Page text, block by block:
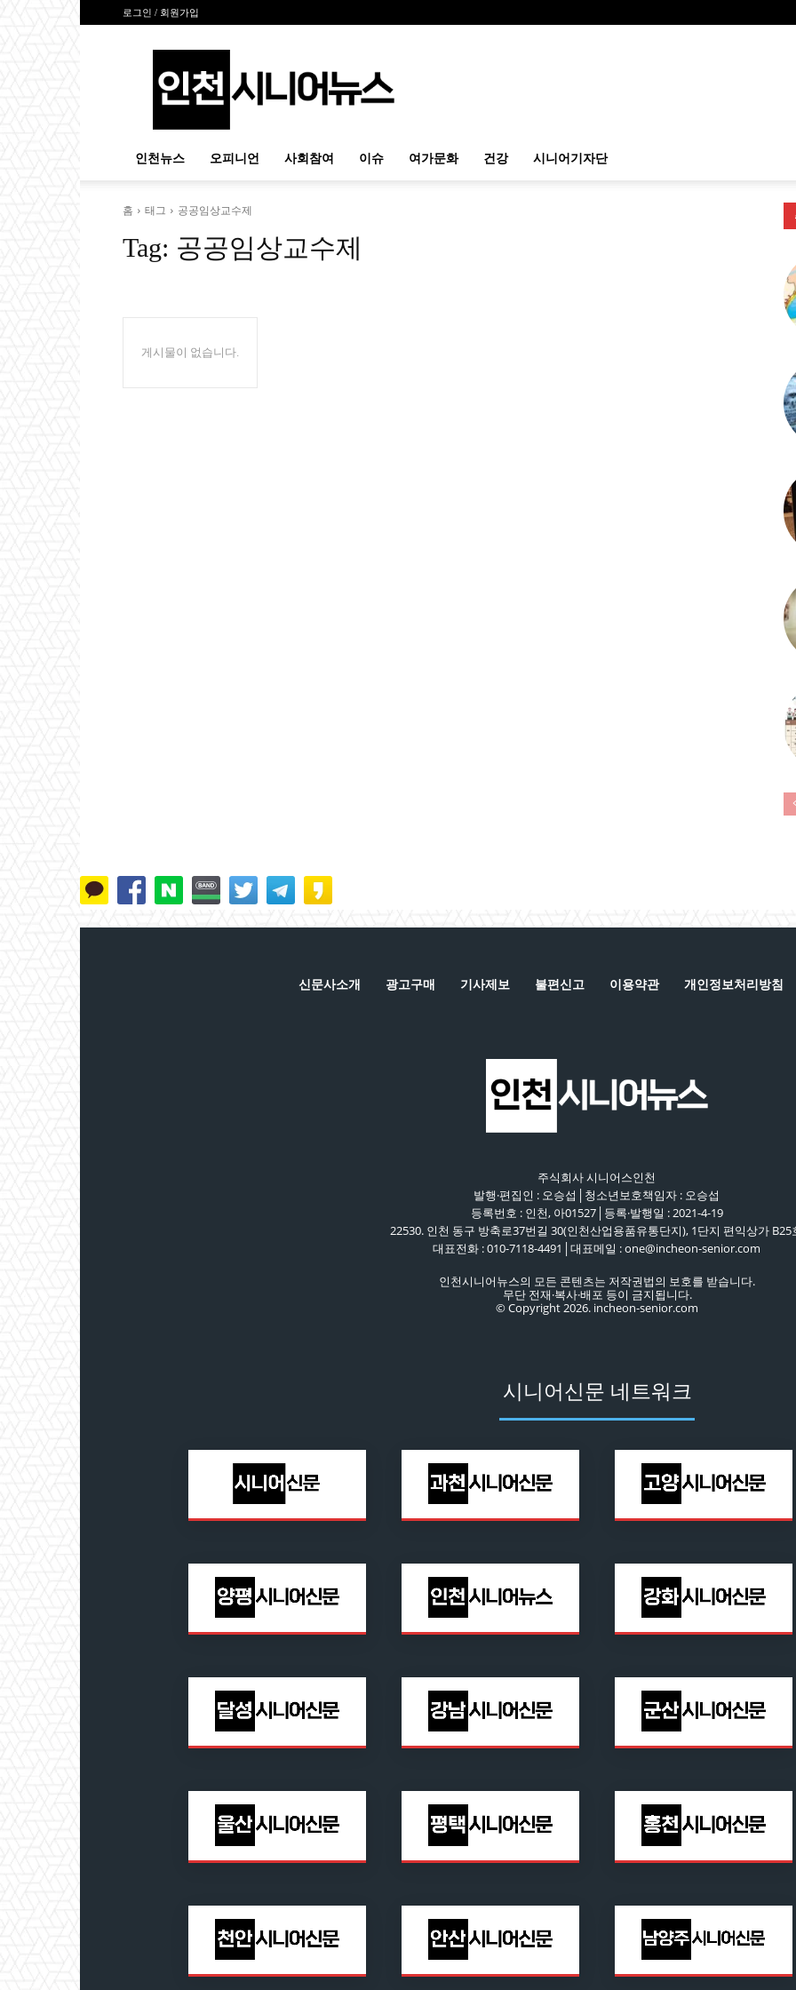
로그인 / 회원가입
시
인천뉴스 오피니언 사회참여 이슈 여가문화 건강 시니어기자단
홈 태그 공공임상교수제
Tag: 공공임상교수제
게시물이 없습니다.
신문사소개 광고구매 기사제보 불편신고 이용약관 개인정보처리방침
주식회사 시니어스인천
발행·편집인 : 오승섭│청소년보호책임자 : 오승섭
등록번호 : 인천, 아01527│등록·발행일 : 2021-4-19
22530. 인천 동구 방축로37번길 30(인천산업용품유통단지), 1단지 편익상가 B25
대표전화 : 010-7118-4491│대표메일 : one@incheon-senior.com
인천시니어뉴스의 모든 콘텐츠는 저작권법의 보호를 받습니다.
무단 전재·복사·배포 등이 금지됩니다.
© Copyright 2026. incheon-senior.com
시니어신문 네트워크